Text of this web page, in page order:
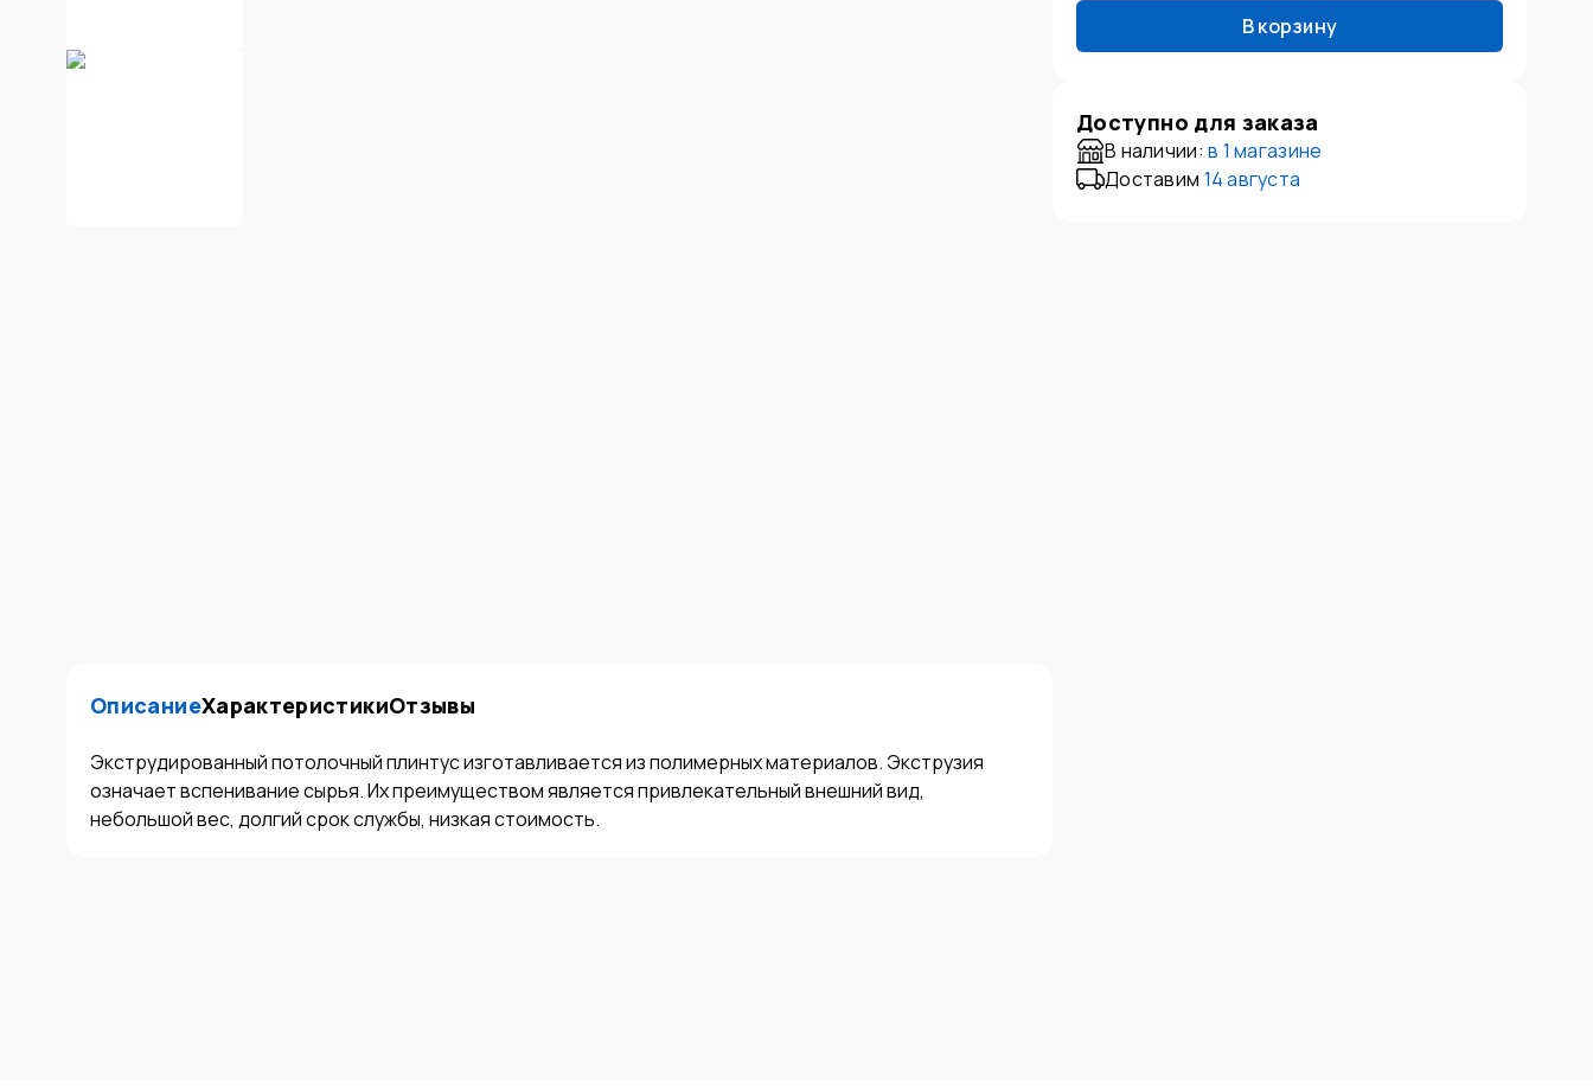
ОписаниеХарактеристикиОтзывы
Экструдированный потолочный плинтус изготавливается из полимерных материалов. Экструзия
означает вспенивание сырья. Их преимуществом является привлекательный внешний вид,
небольшой вес, долгий срок службы, низкая стоимость.
В корзину
Доступно для заказа
В наличии: в 1 магазине
Доставим 14 августа